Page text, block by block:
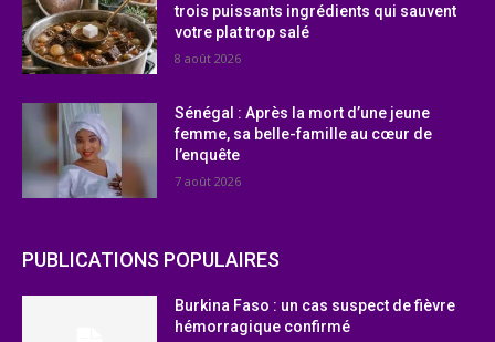
trois puissants ingrédients qui sauvent
votre plat trop salé
8 août 2026
Sénégal : Après la mort d’une jeune
femme, sa belle-famille au cœur de
l’enquête
7 août 2026
PUBLICATIONS POPULAIRES
Burkina Faso : un cas suspect de fièvre
hémorragique confirmé